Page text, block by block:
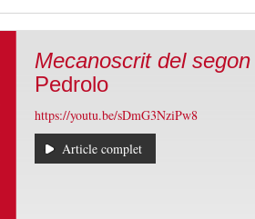
Mecanoscrit del
Pedrolo
https://youtu.be/sDmG3NziPw8
Article complet